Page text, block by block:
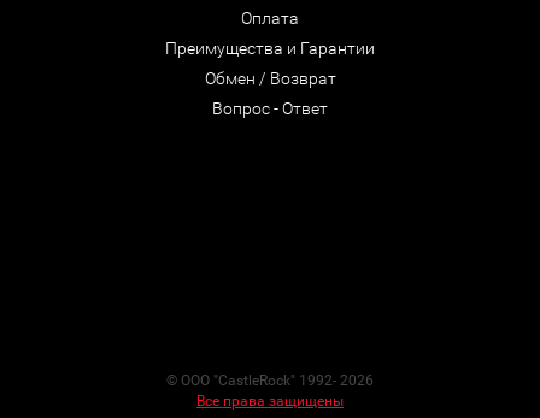
Оплата
Преимущества и Гарантии
Обмен / Возврат
Вопрос - Ответ
© ООО "CastleRock" 1992- 2026
Все права защищены